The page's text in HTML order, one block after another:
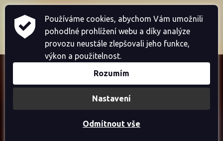
Home Přihlásit se Registrace
Košík je prázdný
Používáme cookies, abychom Vám umožnili
pohodlné prohlížení webu a díky analýze
provozu neustále zlepšovali jeho funkce,
výkon a použitelnost.
Rozumím
Nastavení
Odmítnout vše